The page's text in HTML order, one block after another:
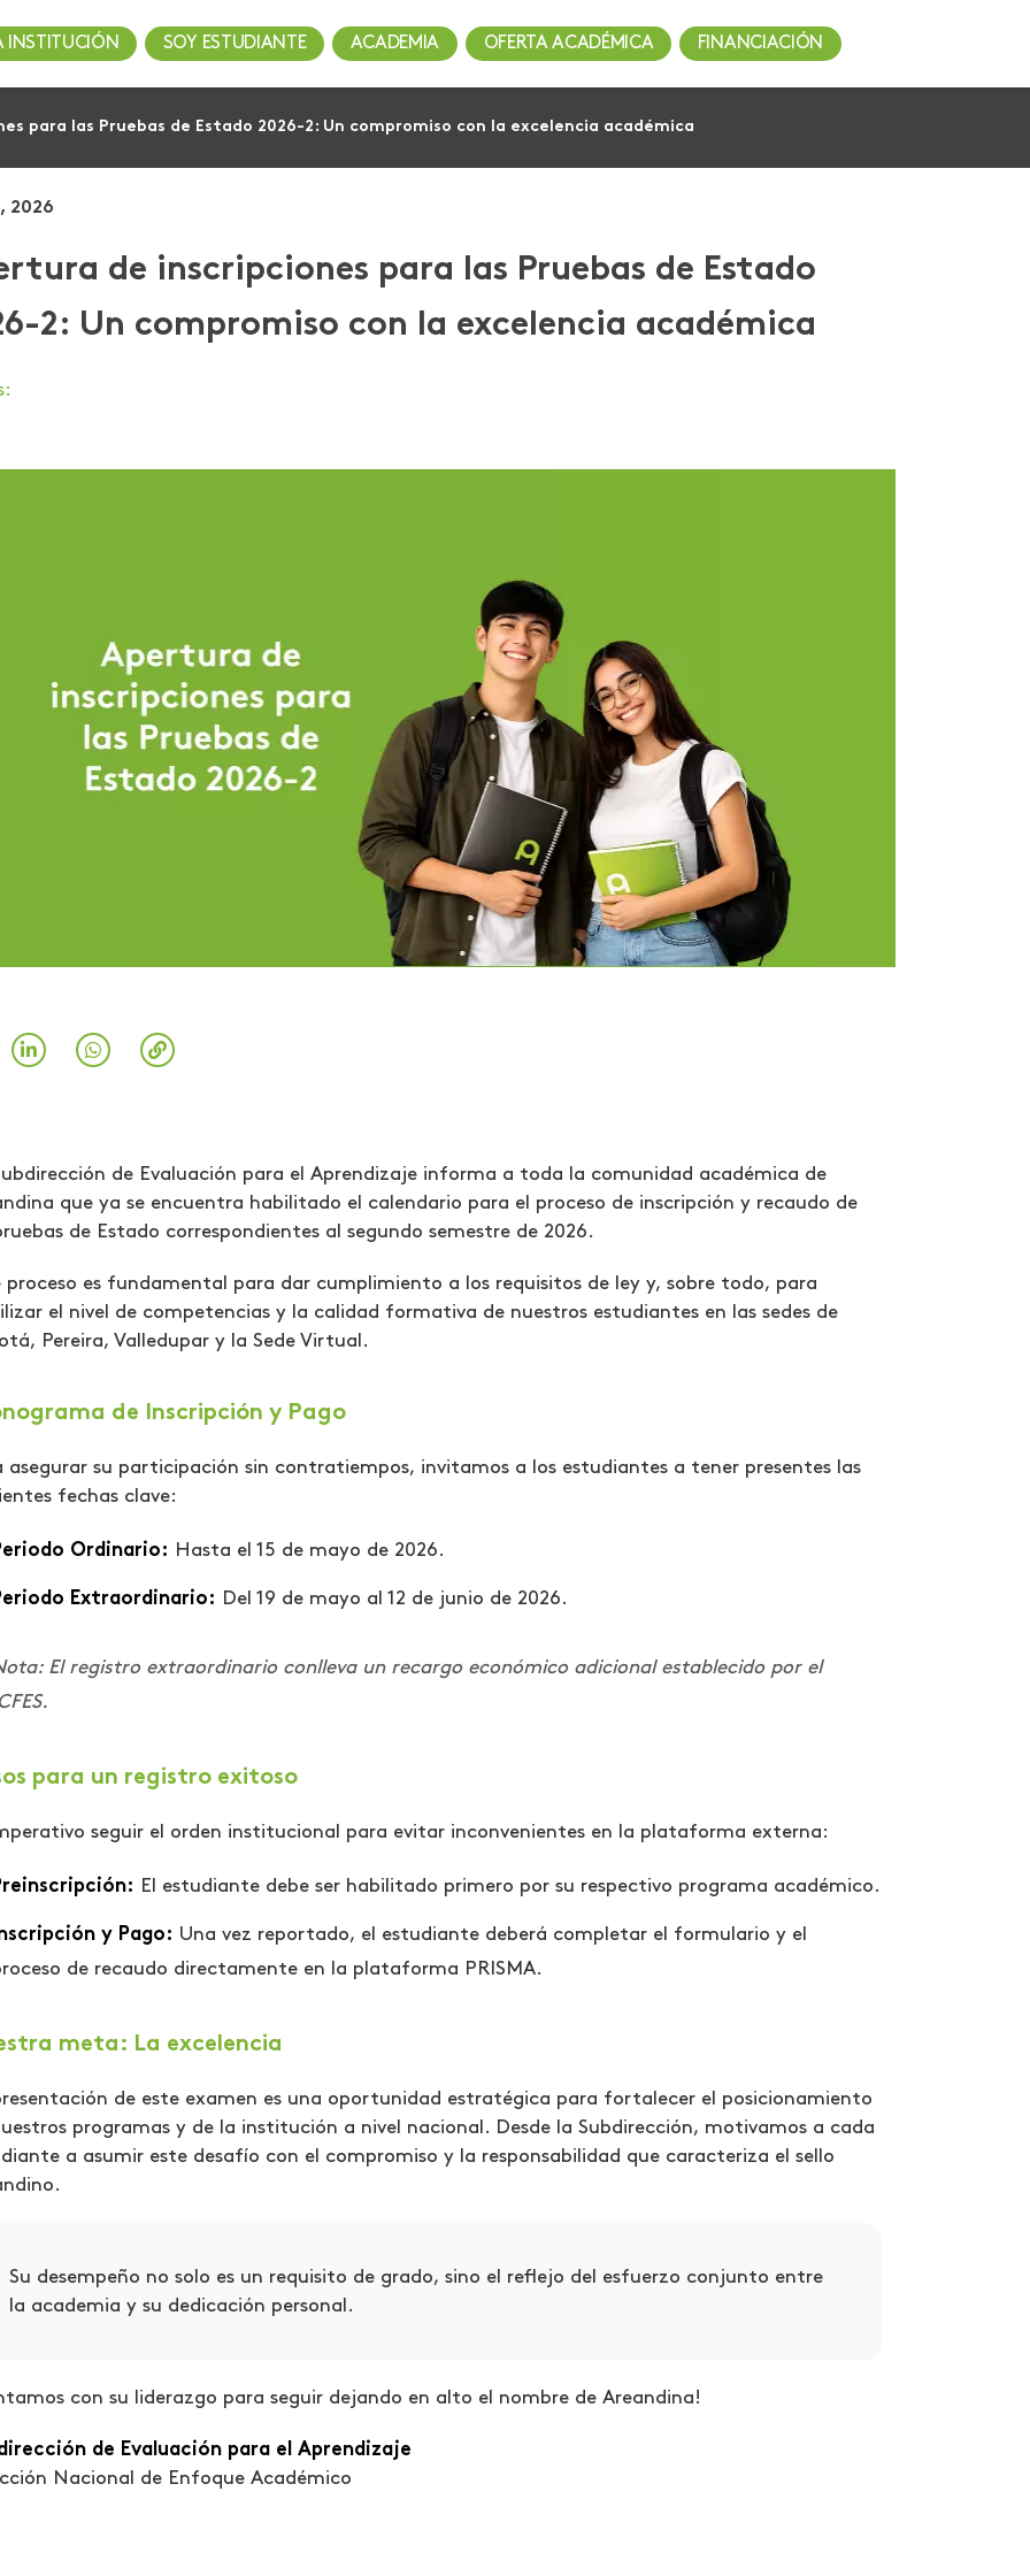
INSTITUCIÓN SOY ESTUDIANTE ACADEMIA OFERTA ACADÉMICA FINANCIACIÓN
para las Pruebas de Estado 2026-2: Un compromiso con la excelencia académica
2026
de inscripciones para las Pruebas de Estado
2: Un compromiso con la excelencia académica
de Evaluación para el Aprendizaje informa a toda la comunidad académica de
que ya se encuentra habilitado el calendario para el proceso de inscripción y recaudo de
de Estado correspondientes al segundo semestre de 2026.
proceso es fundamental para dar cumplimiento a los requisitos de ley y, sobre todo, para
el nivel de competencias y la calidad formativa de nuestros estudiantes en las sedes de
Pereira, Valledupar y la Sede Virtual.
de Inscripción y Pago
asegurar su participación sin contratiempos, invitamos a los estudiantes a tener presentes las
fechas clave:
Ordinario: Hasta el 15 de mayo de 2026.
Extraordinario: Del 19 de mayo al 12 de junio de 2026.
El registro extraordinario conlleva un recargo económico adicional establecido por el
para un registro exitoso
seguir el orden institucional para evitar inconvenientes en la plataforma externa:
El estudiante debe ser habilitado primero por su respectivo programa académico.
y Pago: Una vez reportado, el estudiante deberá completar el formulario y el
de recaudo directamente en la plataforma PRISMA.
meta: La excelencia
de este examen es una oportunidad estratégica para fortalecer el posicionamiento
programas y de la institución a nivel nacional. Desde la Subdirección, motivamos a cada
a asumir este desafío con el compromiso y la responsabilidad que caracteriza el sello
Su desempeño no solo es un requisito de grado, sino el reflejo del esfuerzo conjunto entre
la academia y su dedicación personal.
con su liderazgo para seguir dejando en alto el nombre de Areandina!
de Evaluación para el Aprendizaje
Nacional de Enfoque Académico